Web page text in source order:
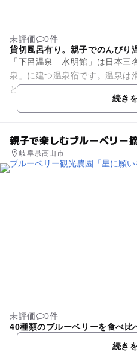
未評価
0件
貸切風呂有り。親子でのんびり
「下呂温泉 水明館」は日本三
泉」に建つ温泉宿です。温泉は
として人気があります。貸切風
ロ調の陶器のお風呂の2か所...
続き
親子で楽しむブルーベリー
岐阜県高山市
未評価
0件
40種類のブルーベリーを食べ比
続き